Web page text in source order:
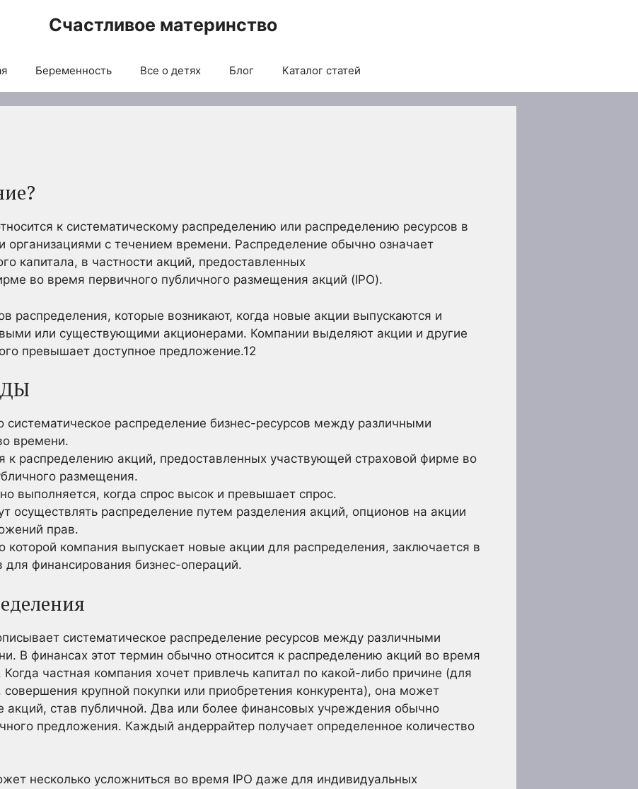
Счастливое материнство
Беременность Все о детях Блог Каталог статей
к систематическому распределению или распределению ресурсов в
с течением времени. Распределение обычно означает
капитала, в частности акций, предоставленных
во время первичного публичного размещения акций (IPO).
распределения, которые возникают, когда новые акции выпускаются и
или существующими акционерами. Компании выделяют акции и другие
превышает доступное предложение.12
систематическое распределение бизнес-ресурсов между различными
времени.
к распределению акций, предоставленных участвующей страховой фирме во
размещения.
выполняется, когда спрос высок и превышает спрос.
осуществлять распределение путем разделения акций, опционов на акции
прав.
которой компания выпускает новые акции для распределения, заключается в
для финансирования бизнес-операций.
систематическое распределение ресурсов между различными
В финансах этот термин обычно относится к распределению акций во время
частная компания хочет привлечь капитал по какой-либо причине (для
крупной покупки или приобретения конкурента), она может
акций, став публичной. Два или более финансовых учреждения обычно
предложения. Каждый андеррайтер получает определенное количество
несколько усложниться во время IPO даже для индивидуальных